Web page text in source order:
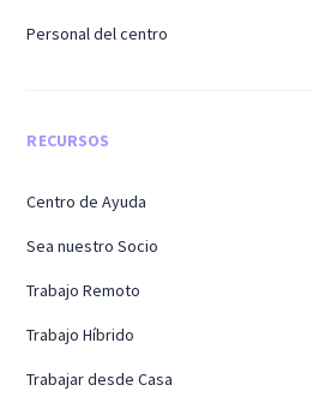
Personal del centro
RECURSOS
Centro de Ayuda
Sea nuestro Socio
Trabajo Remoto
Trabajo Híbrido
Trabajar desde Casa